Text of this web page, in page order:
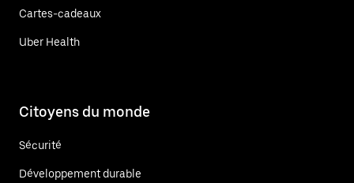
Cartes-cadeaux
Uber Health
Citoyens du monde
Sécurité
Développement durable